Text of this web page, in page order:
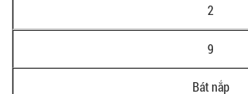
2
9
Bát nắp